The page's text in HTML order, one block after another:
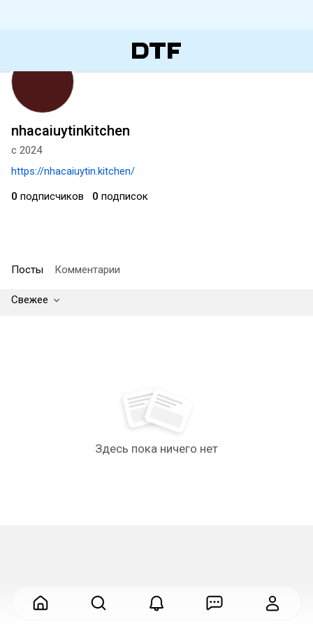
nhacaiuytinkitchen
с 2024
https://nhacaiuytin.kitchen/
0 подписчиков 0 подписок
Посты Комментарии
Свежее
Здесь пока ничего нет